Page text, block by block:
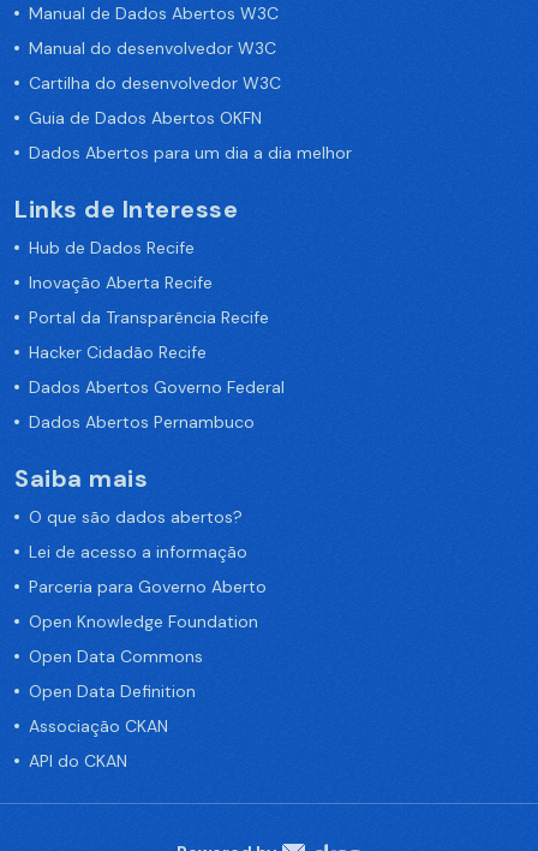
Manual de Dados Abertos W3C
Manual do desenvolvedor W3C
Cartilha do desenvolvedor W3C
Guia de Dados Abertos OKFN
Dados Abertos para um dia a dia melhor
Links de Interesse
Hub de Dados Recife
Inovação Aberta Recife
Portal da Transparência Recife
Hacker Cidadão Recife
Dados Abertos Governo Federal
Dados Abertos Pernambuco
Saiba mais
O que são dados abertos?
Lei de acesso a informação
Parceria para Governo Aberto
Open Knowledge Foundation
Open Data Commons
Open Data Definition
Associação CKAN
API do CKAN